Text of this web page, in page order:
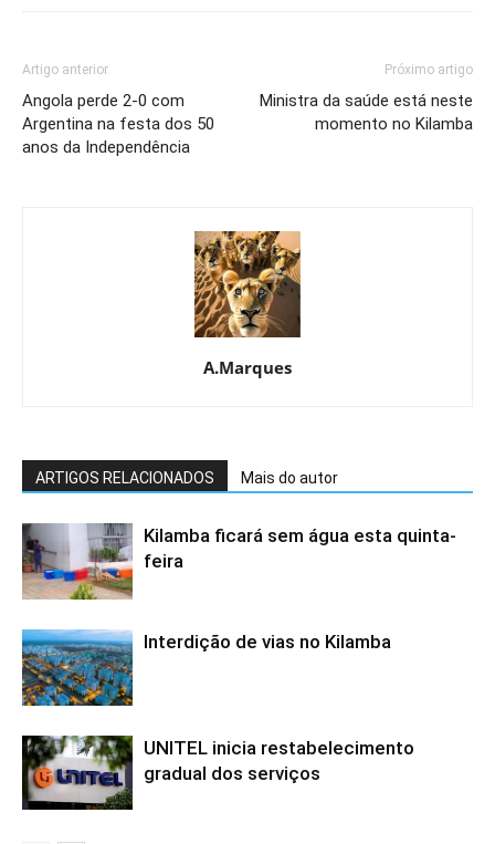
Artigo anterior
Angola perde 2-0 com
Argentina na festa dos 50
anos da Independência
Próximo artigo
Ministra da saúde está neste
momento no Kilamba
A.Marques
ARTIGOS RELACIONADOS Mais do autor
Kilamba ficará sem água esta quinta-
feira
Interdição de vias no Kilamba
UNITEL inicia restabelecimento
gradual dos serviços